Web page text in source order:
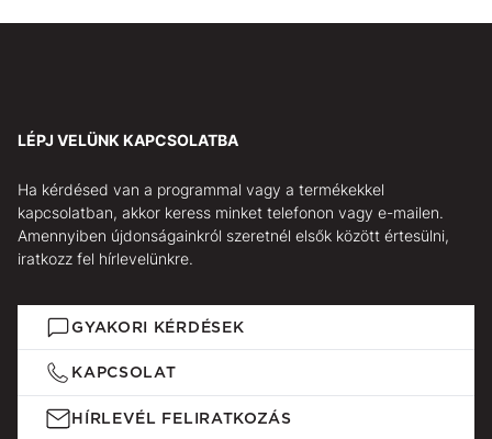
LÉPJ VELÜNK KAPCSOLATBA
Ha kérdésed van a programmal vagy a termékekkel
kapcsolatban, akkor keress minket telefonon vagy e-mailen.
Amennyiben újdonságainkról szeretnél elsők között értesülni,
iratkozz fel hírlevelünkre.
GYAKORI KÉRDÉSEK
KAPCSOLAT
HÍRLEVÉL FELIRATKOZÁS